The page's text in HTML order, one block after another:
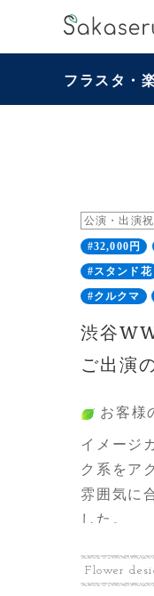
フラスタ・
公演・出演
#32,000円
#スタンド花
#クルクマ
渋谷
ご出演
お客様
イメージ
ク系をア
雰囲気に
した。
お客様
Flower